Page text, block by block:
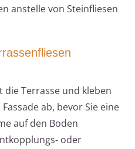
anstelle von Steinfliesen
die Terrasse und kleben
ab, bevor Sie eine
auf den Boden
oder